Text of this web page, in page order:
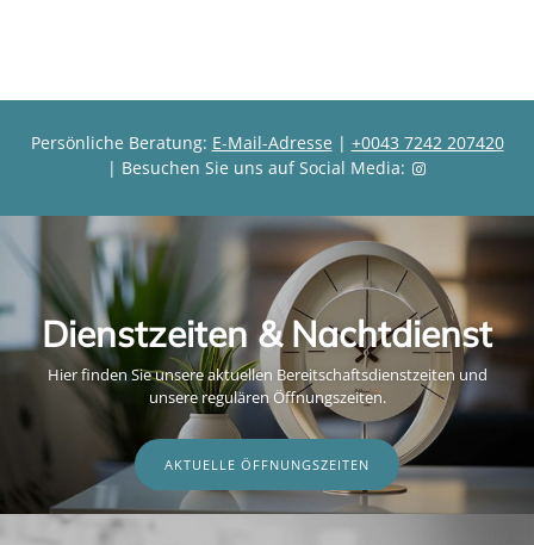
Persönliche Beratung: E-Mail-Adresse | +0043 7242 207420
| Besuchen Sie uns auf Social Media:
Dienstzeiten & Nachtdienst
Hier finden Sie unsere aktuellen Bereitschaftsdienstzeiten und
unsere regulären Öffnungszeiten.
AKTUELLE ÖFFNUNGSZEITEN